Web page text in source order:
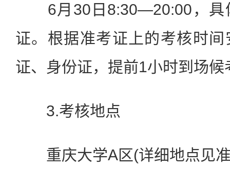
6月30日8:30—20:00，具
证。根据准考证上的考核时
证、身份证，提前1小时到场候
3.考核地点
重庆大学A区(详细地点见